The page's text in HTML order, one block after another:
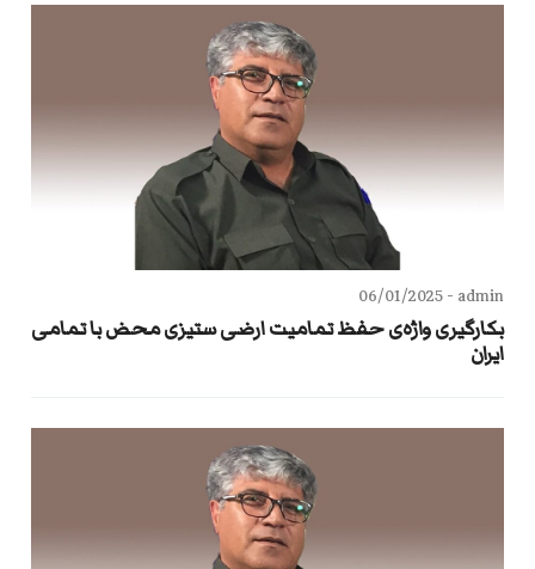
admin -
06/01/2025
بکارگیری واژه‌ی حفظ تمامیت ارضی ستیزی محض با تمامی
ایران